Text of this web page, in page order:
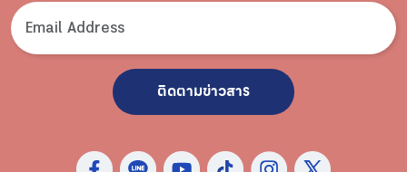
ติดตามข่าวสาร